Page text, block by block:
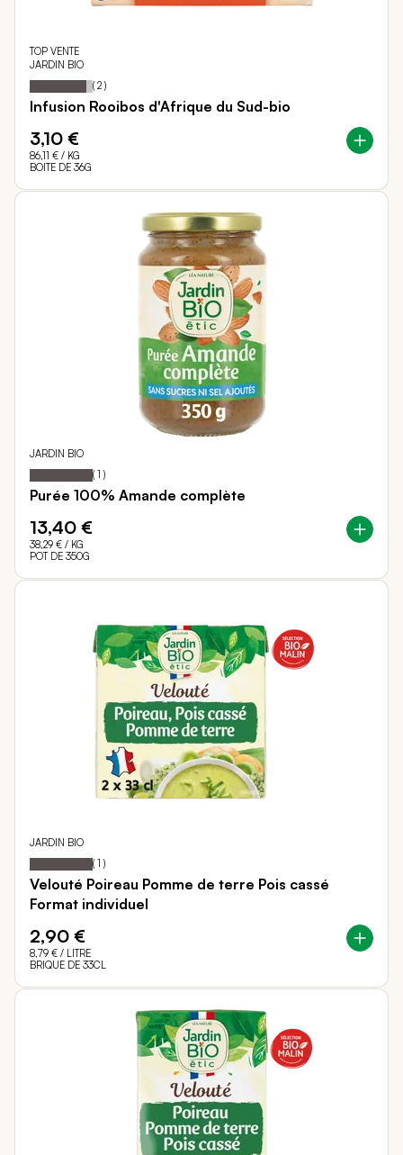
TOP VENTE
JARDIN BIO
Notation: 90
% of
( 2 )
Infusion Rooibos d'Afrique du Sud-bio
3,10 €
86,11 € / KG
BOITE DE 36G
JARDIN BIO
Notation: 100
% of
( 1 )
Purée 100% Amande complète
13,40 €
38,29 € / KG
POT DE 350G
JARDIN BIO
Notation: 100
% of
( 1 )
Velouté Poireau Pomme de terre Pois cassé
Format individuel
2,90 €
8,79 € / LITRE
BRIQUE DE 33CL